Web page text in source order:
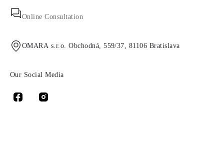
Online Consultation
OMARA s.r.o. Obchodná, 559/37, 81106 Bratislava
Our Social Media